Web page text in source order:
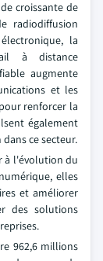
croissante de
radiodiffusion
la
à distance
augmente
et les
renforcer la
également
ce secteur.
à l'évolution du
elles
et améliorer
des solutions
962,6 millions